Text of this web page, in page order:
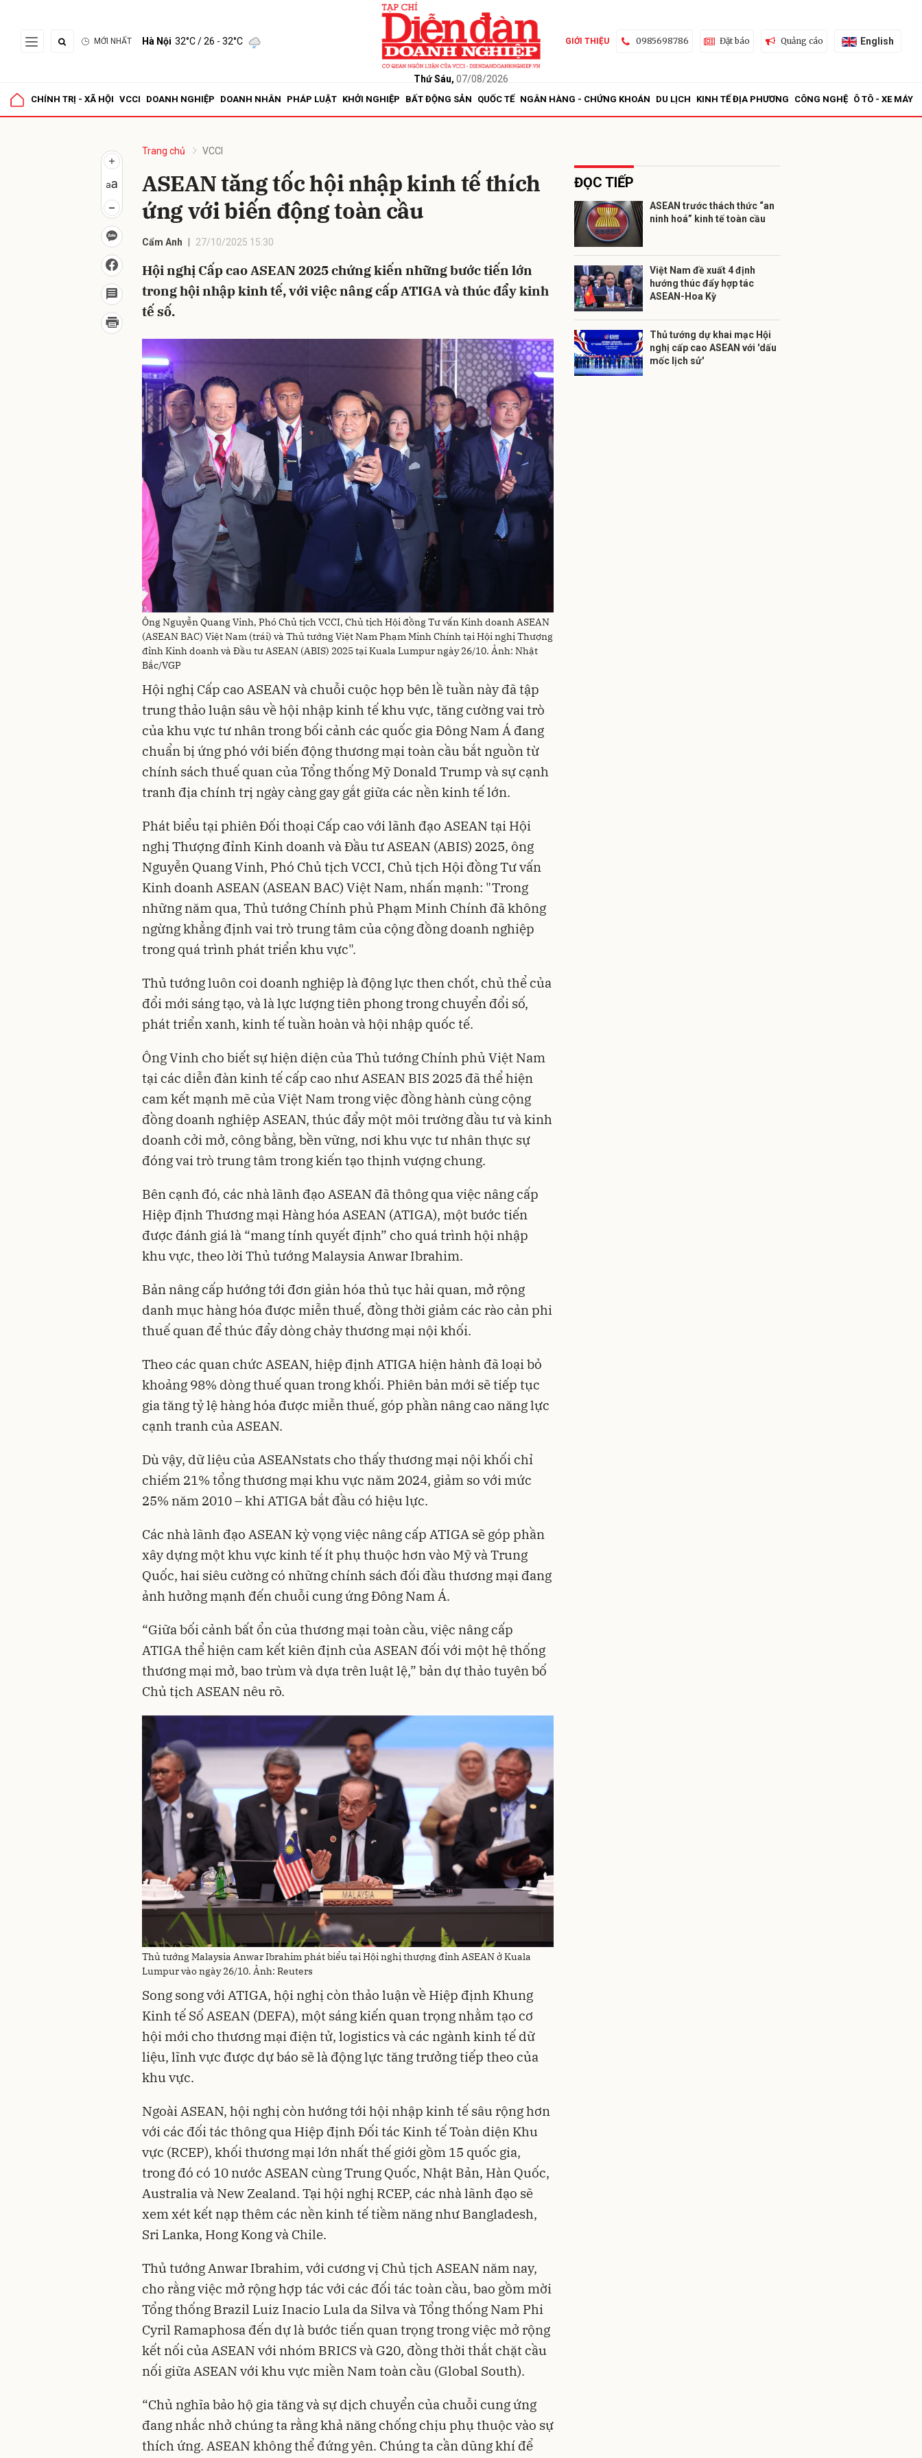
MỚI NHẤT Hà Nội 32°C/ 26 - 32°C
Thứ Sáu, 07/08/2026
GIỚI THIỆU 0985698786 Đặt báo Quảng cáo English
CHÍNH TRỊ - XÃ HỘI VCCI DOANH NGHIỆP DOANH NHÂN PHÁP LUẬT KHỞI NGHIỆP BẤT ĐỘNG SẢN QUỐC TẾ NGÂN HÀNG - CHỨNG KHOÁN DU LỊCH KINH TẾ ĐỊA PHƯƠNG CÔNG NGHỆ Ô TÔ - XE MÁY
Trang chủ VCCI
ASEAN tăng tốc hội nhập kinh tế thích
ứng với biến động toàn cầu
Cẩm Anh 27/10/2025 15:30
Hội nghị Cấp cao ASEAN 2025 chứng kiến những bước tiến lớn
trong hội nhập kinh tế, với việc nâng cấp ATIGA và thúc đẩy kinh
tế số.
Ông Nguyễn Quang Vinh, Phó Chủ tịch VCCI, Chủ tịch Hội đồng Tư vấn Kinh doanh ASEAN
(ASEAN BAC) Việt Nam (trái) và Thủ tướng Việt Nam Phạm Minh Chính tại Hội nghị Thượng
đỉnh Kinh doanh và Đầu tư ASEAN (ABIS) 2025 tại Kuala Lumpur ngày 26/10. Ảnh: Nhật
Bắc/VGP
Hội nghị Cấp cao ASEAN và chuỗi cuộc họp bên lề tuần này đã tập
trung thảo luận sâu về hội nhập kinh tế khu vực, tăng cường vai trò
của khu vực tư nhân trong bối cảnh các quốc gia Đông Nam Á đang
chuẩn bị ứng phó với biến động thương mại toàn cầu bắt nguồn từ
chính sách thuế quan của Tổng thống Mỹ Donald Trump và sự cạnh
tranh địa chính trị ngày càng gay gắt giữa các nền kinh tế lớn.
Phát biểu tại phiên Đối thoại Cấp cao với lãnh đạo ASEAN tại Hội
nghị Thượng đỉnh Kinh doanh và Đầu tư ASEAN (ABIS) 2025, ông
Nguyễn Quang Vinh, Phó Chủ tịch VCCI, Chủ tịch Hội đồng Tư vấn
Kinh doanh ASEAN (ASEAN BAC) Việt Nam, nhấn mạnh: "Trong
những năm qua, Thủ tướng Chính phủ Phạm Minh Chính đã không
ngừng khẳng định vai trò trung tâm của cộng đồng doanh nghiệp
trong quá trình phát triển khu vực".
Thủ tướng luôn coi doanh nghiệp là động lực then chốt, chủ thể của
đổi mới sáng tạo, và là lực lượng tiên phong trong chuyển đổi số,
phát triển xanh, kinh tế tuần hoàn và hội nhập quốc tế.
Ông Vinh cho biết sự hiện diện của Thủ tướng Chính phủ Việt Nam
tại các diễn đàn kinh tế cấp cao như ASEAN BIS 2025 đã thể hiện
cam kết mạnh mẽ của Việt Nam trong việc đồng hành cùng cộng
đồng doanh nghiệp ASEAN, thúc đẩy một môi trường đầu tư và kinh
doanh cởi mở, công bằng, bền vững, nơi khu vực tư nhân thực sự
đóng vai trò trung tâm trong kiến tạo thịnh vượng chung.
Bên cạnh đó, các nhà lãnh đạo ASEAN đã thông qua việc nâng cấp
Hiệp định Thương mại Hàng hóa ASEAN (ATIGA), một bước tiến
được đánh giá là “mang tính quyết định” cho quá trình hội nhập
khu vực, theo lời Thủ tướng Malaysia Anwar Ibrahim.
Bản nâng cấp hướng tới đơn giản hóa thủ tục hải quan, mở rộng
danh mục hàng hóa được miễn thuế, đồng thời giảm các rào cản phi
thuế quan để thúc đẩy dòng chảy thương mại nội khối.
Theo các quan chức ASEAN, hiệp định ATIGA hiện hành đã loại bỏ
khoảng 98% dòng thuế quan trong khối. Phiên bản mới sẽ tiếp tục
gia tăng tỷ lệ hàng hóa được miễn thuế, góp phần nâng cao năng lực
cạnh tranh của ASEAN.
Dù vậy, dữ liệu của ASEANstats cho thấy thương mại nội khối chỉ
chiếm 21% tổng thương mại khu vực năm 2024, giảm so với mức
25% năm 2010 – khi ATIGA bắt đầu có hiệu lực.
Các nhà lãnh đạo ASEAN kỳ vọng việc nâng cấp ATIGA sẽ góp phần
xây dựng một khu vực kinh tế ít phụ thuộc hơn vào Mỹ và Trung
Quốc, hai siêu cường có những chính sách đối đầu thương mại đang
ảnh hưởng mạnh đến chuỗi cung ứng Đông Nam Á.
“Giữa bối cảnh bất ổn của thương mại toàn cầu, việc nâng cấp
ATIGA thể hiện cam kết kiên định của ASEAN đối với một hệ thống
thương mại mở, bao trùm và dựa trên luật lệ,” bản dự thảo tuyên bố
Chủ tịch ASEAN nêu rõ.
Thủ tướng Malaysia Anwar Ibrahim phát biểu tại Hội nghị thượng đỉnh ASEAN ở Kuala
Lumpur vào ngày 26/10. Ảnh: Reuters
Song song với ATIGA, hội nghị còn thảo luận về Hiệp định Khung
Kinh tế Số ASEAN (DEFA), một sáng kiến quan trọng nhằm tạo cơ
hội mới cho thương mại điện tử, logistics và các ngành kinh tế dữ
liệu, lĩnh vực được dự báo sẽ là động lực tăng trưởng tiếp theo của
khu vực.
Ngoài ASEAN, hội nghị còn hướng tới hội nhập kinh tế sâu rộng hơn
với các đối tác thông qua Hiệp định Đối tác Kinh tế Toàn diện Khu
vực (RCEP), khối thương mại lớn nhất thế giới gồm 15 quốc gia,
trong đó có 10 nước ASEAN cùng Trung Quốc, Nhật Bản, Hàn Quốc,
Australia và New Zealand. Tại hội nghị RCEP, các nhà lãnh đạo sẽ
xem xét kết nạp thêm các nền kinh tế tiềm năng như Bangladesh,
Sri Lanka, Hong Kong và Chile.
Thủ tướng Anwar Ibrahim, với cương vị Chủ tịch ASEAN năm nay,
cho rằng việc mở rộng hợp tác với các đối tác toàn cầu, bao gồm mời
Tổng thống Brazil Luiz Inacio Lula da Silva và Tổng thống Nam Phi
Cyril Ramaphosa đến dự là bước tiến quan trọng trong việc mở rộng
kết nối của ASEAN với nhóm BRICS và G20, đồng thời thắt chặt cầu
nối giữa ASEAN với khu vực miền Nam toàn cầu (Global South).
“Chủ nghĩa bảo hộ gia tăng và sự dịch chuyển của chuỗi cung ứng
đang nhắc nhở chúng ta rằng khả năng chống chịu phụ thuộc vào sự
thích ứng. ASEAN không thể đứng yên. Chúng ta cần dũng khí để
ĐỌC TIẾP
ASEAN trước thách thức “an
ninh hoá” kinh tế toàn cầu
Việt Nam đề xuất 4 định
hướng thúc đẩy hợp tác
ASEAN-Hoa Kỳ
Thủ tướng dự khai mạc Hội
nghị cấp cao ASEAN với 'dấu
mốc lịch sử'
Gửi